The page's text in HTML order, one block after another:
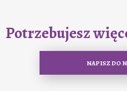
Potrzebujesz
NAPISZ DO